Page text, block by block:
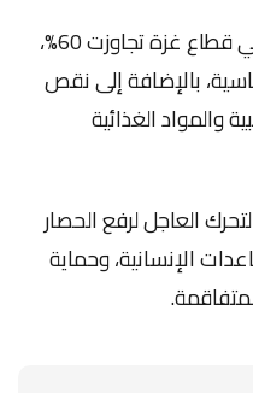
وأشار التقرير إلى أن نسبة الفقر في قطاع غزة تجاوزت 60%،
بالإضافة إلى نقص
والمواد الغذائية
العاجل لرفع الحصار
الإنسانية، وحماية